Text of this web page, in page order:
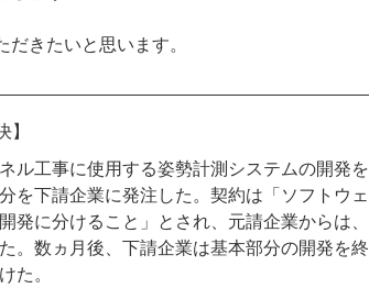
きたいと思います。
ル工事に使用する姿勢計測システムの開発を
を下請企業に発注した。契約は「ソフトウェ
に分けること」とされ、元請企業からは、
。数ヵ月後、下請企業は基本部分の開発を終
た。